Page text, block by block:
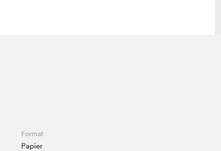
Salon
Traiteur
Format
Papier